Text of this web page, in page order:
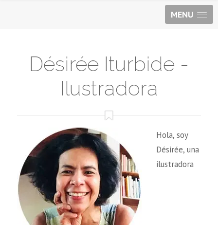
MENU
Désirée Iturbide -
Ilustradora
Hola, soy
Désirée, una
ilustradora